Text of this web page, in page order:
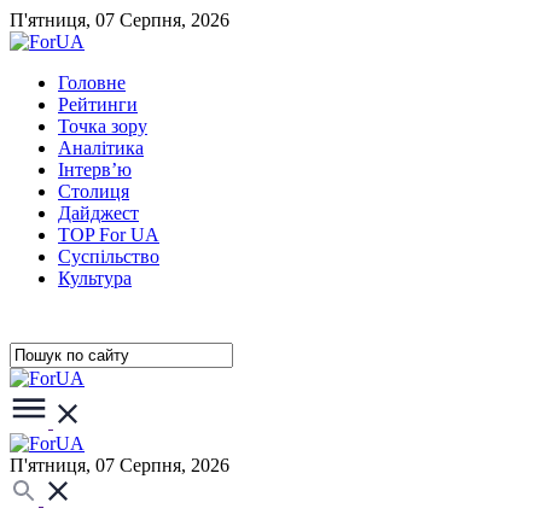
П'ятниця, 07 Серпня, 2026
Головне
Рейтинги
Точка зору
Аналітика
Інтерв’ю
Столиця
Дайджест
TOP For UA
Суспiльство
Культура
П'ятниця, 07 Серпня, 2026